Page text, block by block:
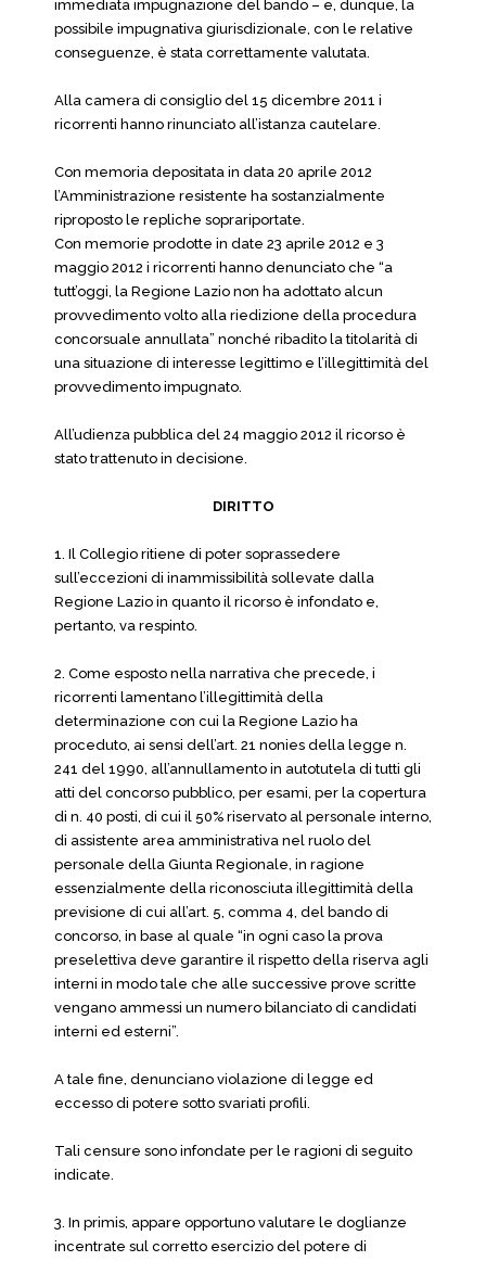
immediata impugnazione del bando – e, dunque, la
possibile impugnativa giurisdizionale, con le relative
conseguenze, è stata correttamente valutata.
Alla camera di consiglio del 15 dicembre 2011 i
ricorrenti hanno rinunciato all’istanza cautelare.
Con memoria depositata in data 20 aprile 2012
l’Amministrazione resistente ha sostanzialmente
riproposto le repliche soprariportate.
Con memorie prodotte in date 23 aprile 2012 e 3
maggio 2012 i ricorrenti hanno denunciato che “a
tutt’oggi, la Regione Lazio non ha adottato alcun
provvedimento volto alla riedizione della procedura
concorsuale annullata” nonché ribadito la titolarità di
una situazione di interesse legittimo e l’illegittimità del
provvedimento impugnato.
All’udienza pubblica del 24 maggio 2012 il ricorso è
stato trattenuto in decisione.
DIRITTO
1. Il Collegio ritiene di poter soprassedere
sull’eccezioni di inammissibilità sollevate dalla
Regione Lazio in quanto il ricorso è infondato e,
pertanto, va respinto.
2. Come esposto nella narrativa che precede, i
ricorrenti lamentano l’illegittimità della
determinazione con cui la Regione Lazio ha
proceduto, ai sensi dell’art. 21 nonies della legge n.
241 del 1990, all’annullamento in autotutela di tutti gli
atti del concorso pubblico, per esami, per la copertura
di n. 40 posti, di cui il 50% riservato al personale interno,
di assistente area amministrativa nel ruolo del
personale della Giunta Regionale, in ragione
essenzialmente della riconosciuta illegittimità della
previsione di cui all’art. 5, comma 4, del bando di
concorso, in base al quale “in ogni caso la prova
preselettiva deve garantire il rispetto della riserva agli
interni in modo tale che alle successive prove scritte
vengano ammessi un numero bilanciato di candidati
interni ed esterni”.
A tale fine, denunciano violazione di legge ed
eccesso di potere sotto svariati profili.
Tali censure sono infondate per le ragioni di seguito
indicate.
3. In primis, appare opportuno valutare le doglianze
incentrate sul corretto esercizio del potere di